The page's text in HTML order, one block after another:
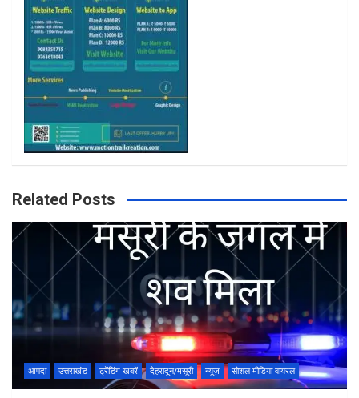
m
Related Posts
आपदा उत्तराखंड ट्रेंडिंग खबरें देहरादून/मसूरी न्यूज़ सोशल मीडिया वायरल